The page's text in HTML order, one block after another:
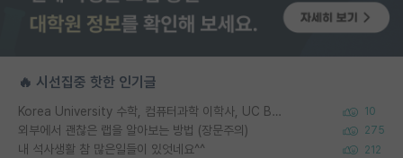
🔥 시선집중 핫한 인기글
Korea University 수학, 컴퓨터과학 이학사, UC Berkeley 산업공학 대학원 공학박사가 되는 것은 쉽지 않겠죠? 10
외부에서 괜찮은 랩을 알아보는 방법 (장문주의) 275
내 석사생활 참 많은일들이 있엇네요^^ 212